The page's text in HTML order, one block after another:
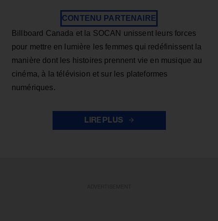
CONTENU PARTENAIRE
Billboard Canada et la SOCAN unissent leurs forces
pour mettre en lumière les femmes qui redéfinissent la
manière dont les histoires prennent vie en musique au
cinéma, à la télévision et sur les plateformes
numériques.
LIRE PLUS